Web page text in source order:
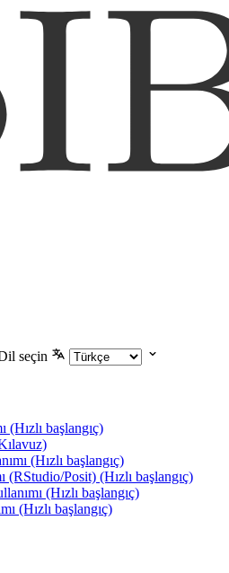
seçin
(Hızlı başlangıç)
(Hızlı başlangıç)
(RStudio/Posit) (Hızlı başlangıç)
(Hızlı başlangıç)
(Hızlı başlangıç)